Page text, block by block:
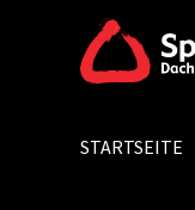
Search
STARTSEITE